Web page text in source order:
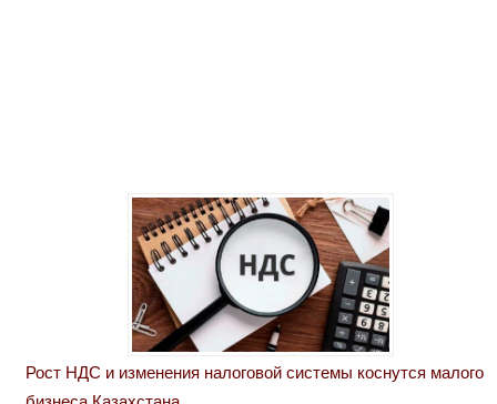
Рост НДС и изменения налоговой системы коснутся малого